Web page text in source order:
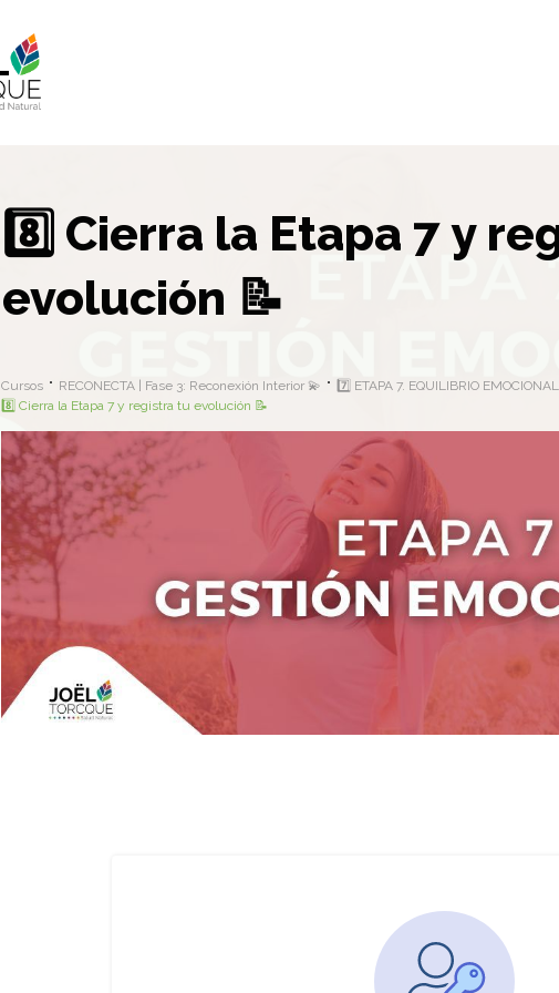
8️⃣ Cierra la Etapa 7 y
evolución 📝
Cursos RECONECTA | Fase 3: Reconexión Interior 💫 7️⃣ ETAPA 7. EQUILIBRIO EMOCIONAL
8️⃣ Cierra la Etapa 7 y registra tu evolución 📝